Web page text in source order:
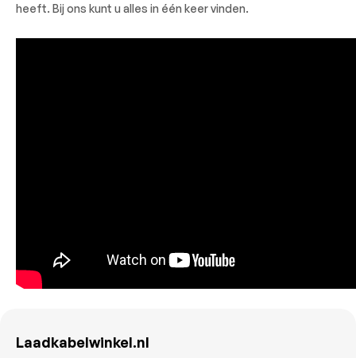
heeft. Bij ons kunt u alles in één keer vinden.
Laadkabelwinkel.nl